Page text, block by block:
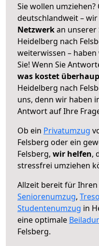
Sie wollen
deutschlandweit – wir
Netzwerkan unserer
Heidelberg nach
weiterwissen –
Sie! Wenn Sie
was kostet
Heidelberg nach
uns, denn wir haben
Antwort auf Ihre
Ob ein Privatumzug
Felsberg oder ein
Felsberg, wir helfen,
stressfrei umziehen
Allzeit bereit für Ihren
Seniorenumzug,
Studentenumzug in
eine optimale
Felsberg.